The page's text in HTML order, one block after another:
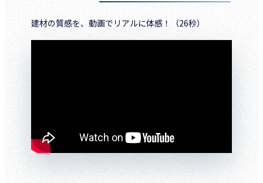
建材の質感を、動画でリアルに体感！（26秒）